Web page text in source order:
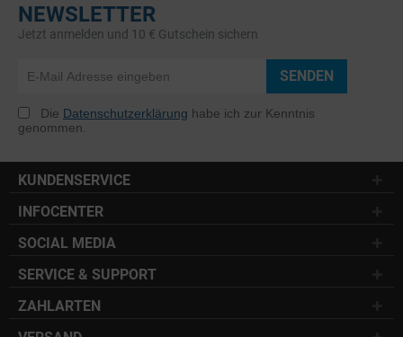
NEWSLETTER
Jetzt anmelden und 10 € Gutschein sichern
SENDEN
Die Datenschutzerklärung habe ich zur Kenntnis
genommen.
KUNDENSERVICE
INFOCENTER
SOCIAL MEDIA
SERVICE & SUPPORT
ZAHLARTEN